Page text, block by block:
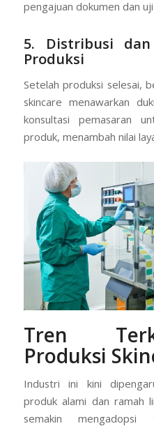
pengajuan dokumen dan
5. Distribusi dan
Produksi
Setelah produksi selesai,
skincare menawarkan
konsultasi pemasaran
produk, menambah nilai
Tren
Produksi
Industri ini kini
produk alami dan ramah
semakin